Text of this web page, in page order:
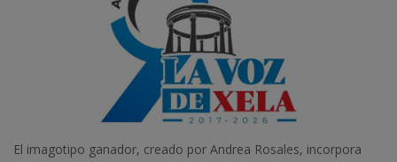
El imagotipo ganador, creado por Andrea Rosales, incorpora